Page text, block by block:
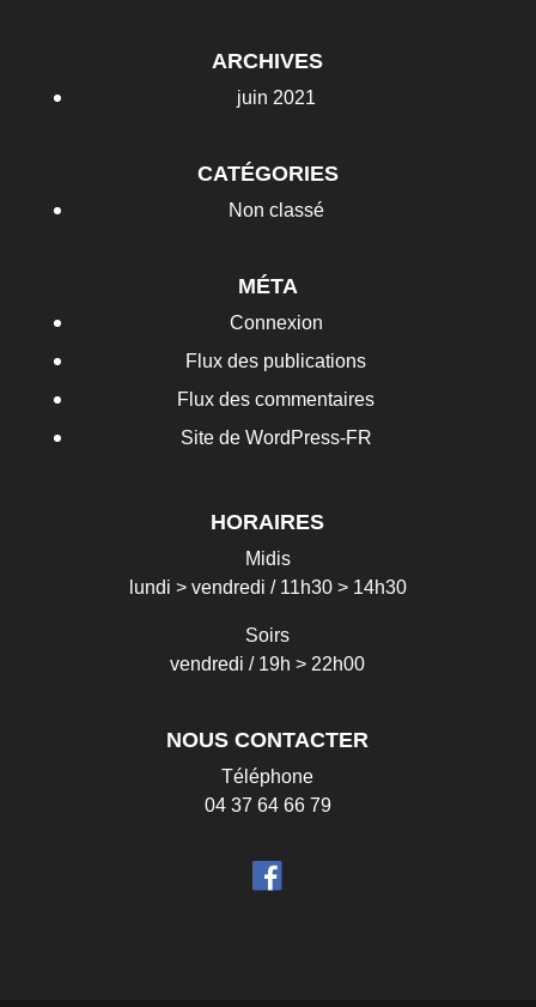
ARCHIVES
juin 2021
CATÉGORIES
Non classé
MÉTA
Connexion
Flux des publications
Flux des commentaires
Site de WordPress-FR
HORAIRES
Midis
lundi > vendredi / 11h30 > 14h30
Soirs
vendredi / 19h > 22h00
NOUS CONTACTER
Téléphone
04 37 64 66 79